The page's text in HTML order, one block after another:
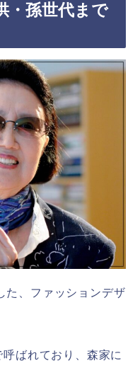
・孫世代まで
た、ファッションデザ
ばれており、森家に